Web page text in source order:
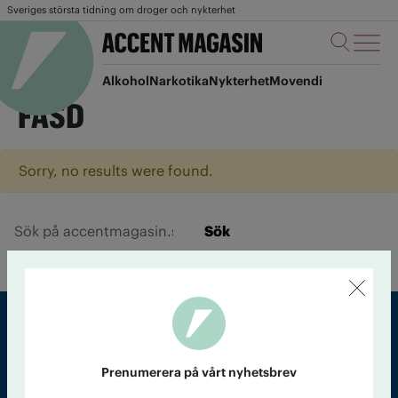
Sveriges största tidning om droger och nykterhet
AlkoholNarkotikaNykterhetMovendi
FASD
Sorry, no results were found.
Sök
Prenumerera på vårt nyhetsbrev